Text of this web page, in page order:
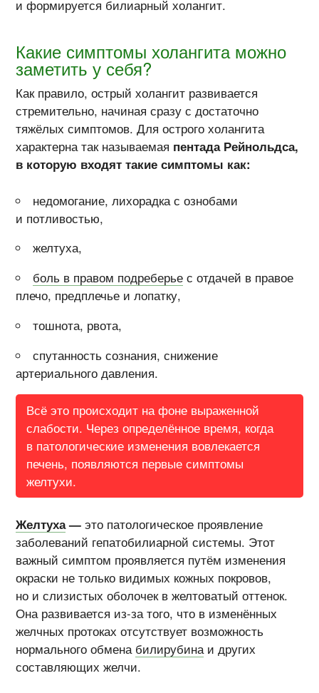
и формируется билиарный холангит.
Какие симптомы холангита можно
заметить у себя?
Как правило, острый холангит развивается
стремительно, начиная сразу с достаточно
тяжёлых симптомов. Для острого холангита
характерна так называемая пентада Рейнольдса,
в которую входят такие симптомы как:
недомогание, лихорадка с ознобами
и потливостью,
желтуха,
боль в правом подреберье с отдачей в правое
плечо, предплечье и лопатку,
тошнота, рвота,
спутанность сознания, снижение
артериального давления.
Всё это происходит на фоне выраженной
слабости. Через определённое время, когда
в патологические изменения вовлекается
печень, появляются первые симптомы
желтухи.
Желтуха— это патологическое проявление
заболеваний гепатобилиарной системы. Этот
важный симптом проявляется путём изменения
окраски не только видимых кожных покровов,
но и слизистых оболочек в желтоватый оттенок.
Она развивается из-за того, что в изменённых
желчных протоках отсутствует возможность
нормального обмена билирубинаи других
составляющих желчи.